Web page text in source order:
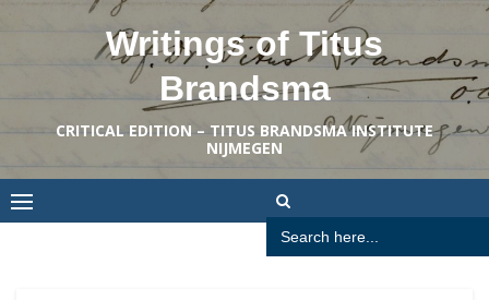
Writings of Titus
Brandsma
CRITICAL EDITION – TITUS BRANDSMA INSTITUTE
NIJMEGEN
Search
for: